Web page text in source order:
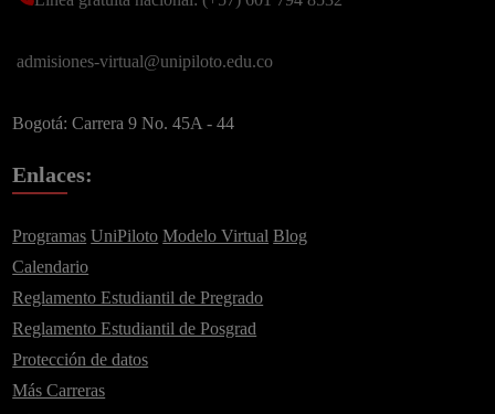
Institución de Educación Superior sujeta a inspección y vigilancia por el
reserved. -DTPC® is a (registered) Trade Mark of CertiProf, LLC. All
rights reserved. -DEPC® is a (registered) Trade Mark of CertiProf, LLC.